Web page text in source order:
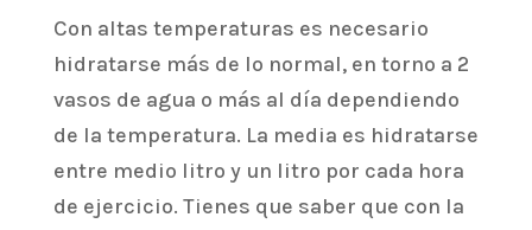
Con altas temperaturas es necesario
hidratarse más de lo normal, en torno a 2
vasos de agua o más al día dependiendo
de la temperatura. La media es hidratarse
entre medio litro y un litro por cada hora
de ejercicio. Tienes que saber que con la